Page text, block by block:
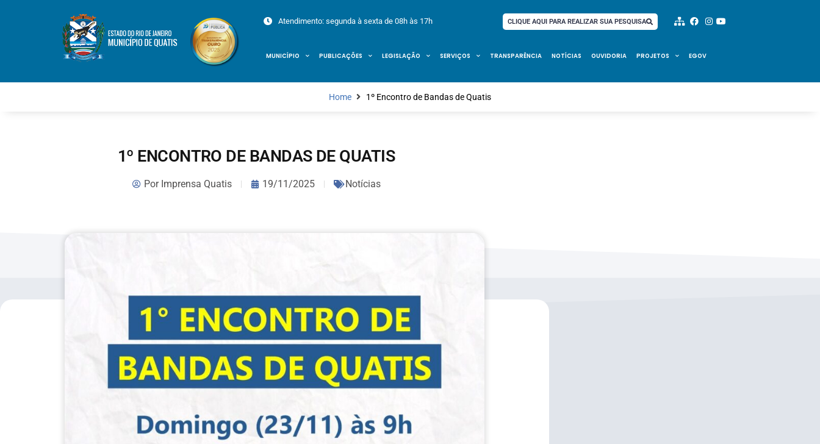
Atendimento: segunda à sexta de 08h às 17h CLIQUE AQUI PARA REALIZAR SUA PESQUISA
MUNICÍPIO PUBLICAÇÕES LEGISLAÇÃO SERVIÇOS TRANSPARÊNCIA NOTÍCIAS OUVIDORIA PROJETOS EGOV
Home 1º Encontro de Bandas de Quatis
1º ENCONTRO DE BANDAS DE QUATIS
PorImprensa Quatis 19/11/2025 Notícias